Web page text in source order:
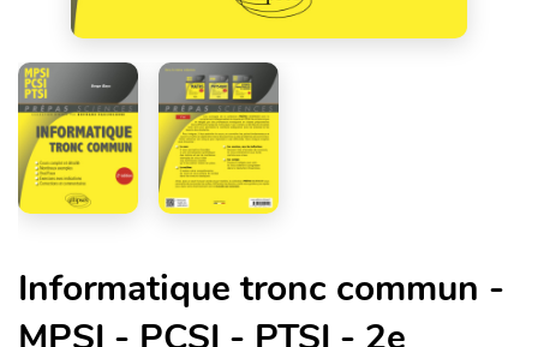
Informatique tronc commun -